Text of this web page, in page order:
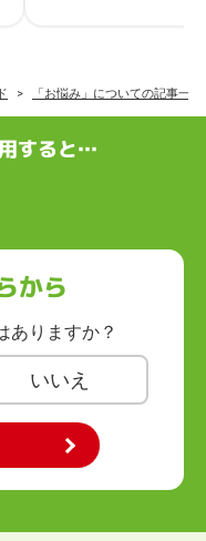
「お悩み」についての記事一覧
すると…
から
ありますか？
いいえ